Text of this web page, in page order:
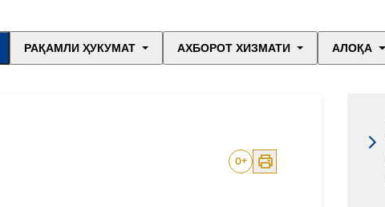
РАҚАМЛИ ҲУКУМАТ АХБОРОТ ХИЗМАТИ АЛОҚА
0+